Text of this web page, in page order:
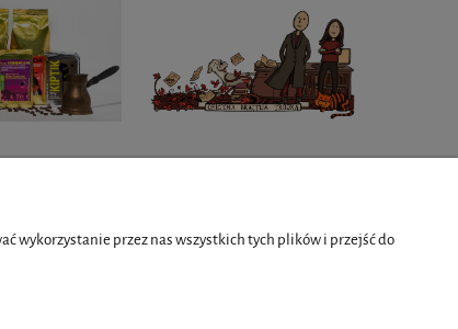
O NAS
wykorzystanie przez nas wszystkich tych plików i przejść do